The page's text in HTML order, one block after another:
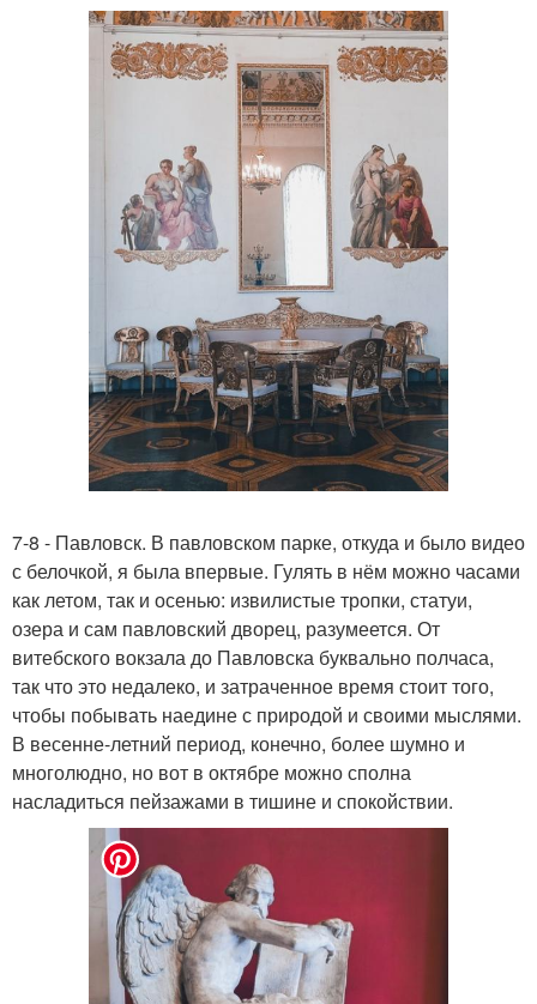
7-8 - Павловск. В павловском парке, откуда и было видео
с белочкой, я была впервые. Гулять в нём можно часами
как летом, так и осенью: извилистые тропки, статуи,
озера и сам павловский дворец, разумеется. От
витебского вокзала до Павловска буквально полчаса,
так что это недалеко, и затраченное время стоит того,
чтобы побывать наедине с природой и своими мыслями.
В весенне-летний период, конечно, более шумно и
многолюдно, но вот в октябре можно сполна
насладиться пейзажами в тишине и спокойствии.